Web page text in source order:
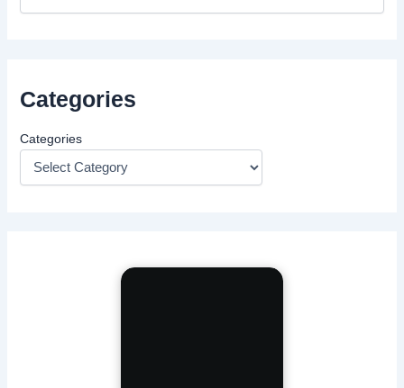
Categories
Categories